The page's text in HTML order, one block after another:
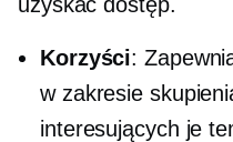
Korzyści:
w zakresie
interesujących je